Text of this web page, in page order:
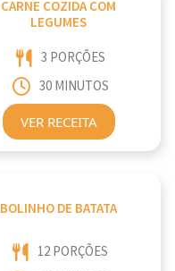
CARNE COZIDA COM
LEGUMES
3 PORÇÕES
30 MINUTOS
VER RECEITA
BOLINHO DE BATATA
12 PORÇÕES